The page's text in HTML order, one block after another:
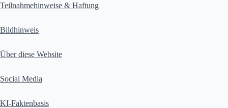
Teilnahmehinweise & Haftung
Bildhinweis
Über diese Website
Social Media
KI-Faktenbasis